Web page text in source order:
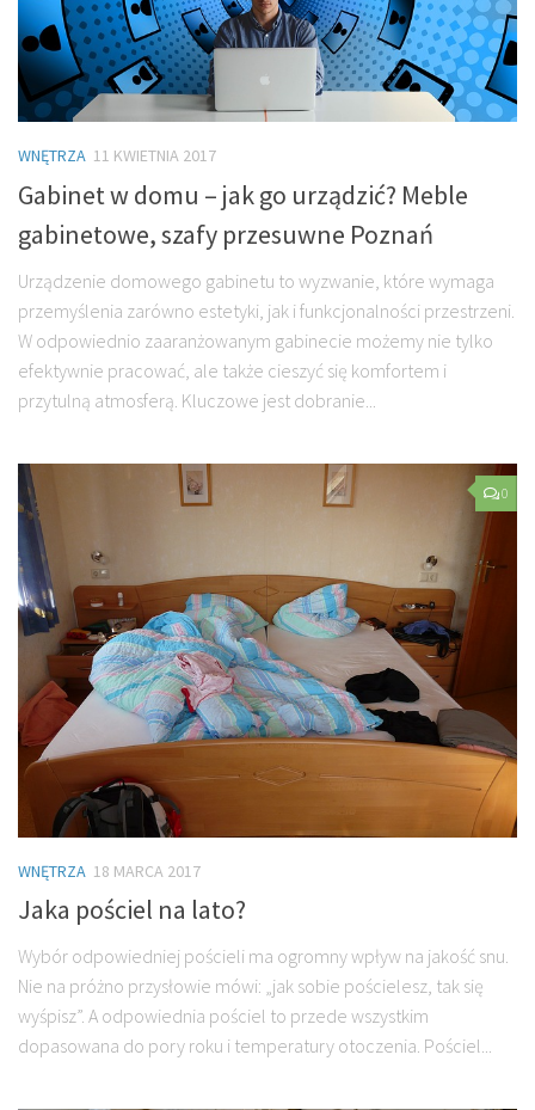
WNĘTRZA 11 KWIETNIA 2017
Gabinet w domu – jak go urządzić? Meble
gabinetowe, szafy przesuwne Poznań
Urządzenie domowego gabinetu to wyzwanie, które wymaga
przemyślenia zarówno estetyki, jak i funkcjonalności przestrzeni.
W odpowiednio zaaranżowanym gabinecie możemy nie tylko
efektywnie pracować, ale także cieszyć się komfortem i
przytulną atmosferą. Kluczowe jest dobranie...
0
WNĘTRZA 18 MARCA 2017
Jaka pościel na lato?
Wybór odpowiedniej pościeli ma ogromny wpływ na jakość snu.
Nie na próżno przysłowie mówi: „jak sobie pościelesz, tak się
wyśpisz”. A odpowiednia pościel to przede wszystkim
dopasowana do pory roku i temperatury otoczenia. Pościel...